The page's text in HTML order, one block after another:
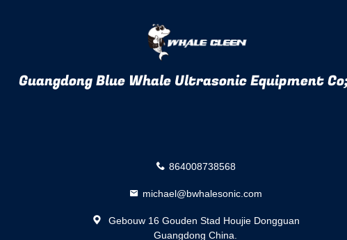
Guangdong Blue Whale Ultrasonic Equipment
864008738568
michael@bwhalesonic.com
Gebouw 16 Gouden Stad Houjie Dongguan
Guangdong China.